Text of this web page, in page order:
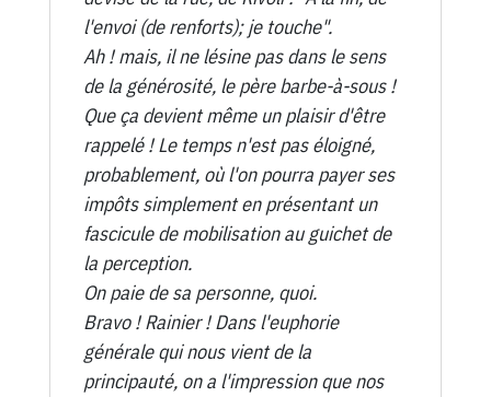
l'envoi (de renforts); je touche".
Ah ! mais, il ne lésine pas dans le sens
de la générosité, le père barbe-à-sous !
Que ça devient même un plaisir d'être
rappelé ! Le temps n'est pas éloigné,
probablement, où l'on pourra payer ses
impôts simplement en présentant un
fascicule de mobilisation au guichet de
la perception.
On paie de sa personne, quoi.
Bravo ! Rainier ! Dans l'euphorie
générale qui nous vient de la
principauté, on a l'impression que nos